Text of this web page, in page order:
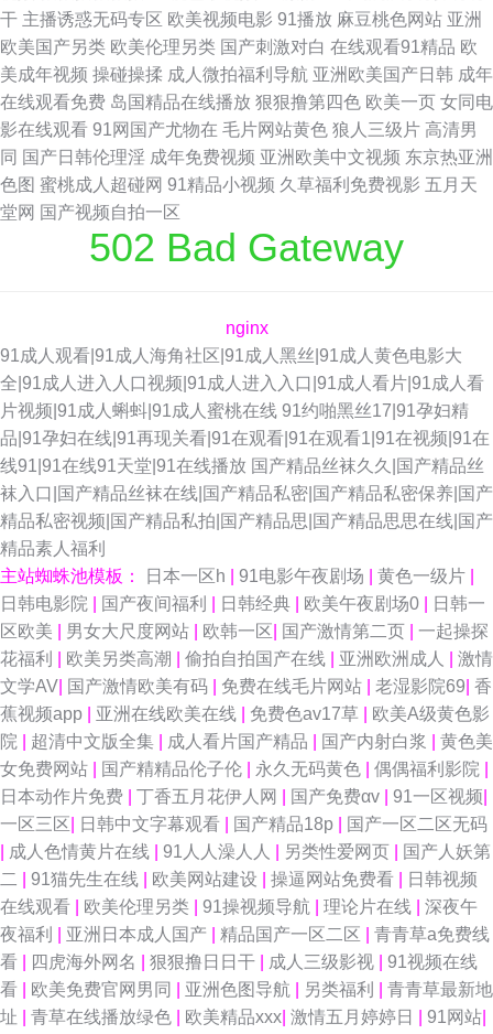
干 主播诱惑无码专区 欧美视频电影 91播放 麻豆桃色网站 亚洲
欧美国产另类 欧美伦理另类 国产刺激对白 在线观看91精品 欧
美成年视频 操碰操揉 成人微拍福利导航 亚洲欧美国产日韩 成年
在线观看免费 岛国精品在线播放 狠狠撸第四色 欧美一页 女同电
影在线观看 91网国产尤物在 毛片网站黄色 狼人三级片 高清男
同 国产日韩伦理淫 成年免费视频 亚洲欧美中文视频 东京热亚洲
色图 蜜桃成人超碰网 91精品小视频 久草福利免费视影 五月天
堂网 国产视频自拍一区
502 Bad Gateway
nginx
91成人观看|91成人海角社区|91成人黑丝|91成人黄色电影大
全|91成人进入人口视频|91成人进入入口|91成人看片|91成人看
片视频|91成人蝌蚪|91成人蜜桃在线 91约啪黑丝17|91孕妇精
品|91孕妇在线|91再现关看|91在观看|91在观看1|91在视频|91在
线91|91在线91天堂|91在线播放 国产精品丝袜久久|国产精品丝
袜入口|国产精品丝袜在线|国产精品私密|国产精品私密保养|国产
精品私密视频|国产精品私拍|国产精品思|国产精品思思在线|国产
精品素人福利
主站蜘蛛池模板：
日本一区h 91电影午夜剧场 黄色一级片
日韩电影院
国产夜间福利 日韩经典 欧美午夜剧场0
日韩一
区欧美
男女大尺度网站 欧韩一区 国产激情第二页
一起操探
花福利
欧美另类高潮 偷拍自拍国产在线 亚洲欧洲成人
激情
文学AV 国产激情欧美有码 免费在线毛片网站 老湿影院69 香
蕉视频app
亚洲在线欧美在线 免费色av17草
欧美A级黄色影
院
超清中文版全集 成人看片国产精品 国产内射白浆
黄色美
女免费网站
国产精精品伦子伦 永久无码黄色 偶偶福利影院
日本动作片免费
丁香五月花伊人网 国产免费αv 91一区视频
一区三区
日韩中文字幕观看 国产精品18p
国产一区二区无码
成人色情黄片在线 91人人澡人人 另类性爱网页
国产人妖第
二
91猫先生在线 欧美网站建设 操逼网站免费看
日韩视频
在线观看
欧美伦理另类 91操视频导航 理论片在线
深夜午
夜福利
亚洲日本成人国产 精品国产一区二区
青青草a免费线
看
四虎海外网名 狠狠撸日日干 成人三级影视
91视频在线
看
欧美免费官网男同 亚洲色图导航 另类福利
青青草最新地
址
青草在线播放绿色 欧美精品xxx 激情五月婷婷日 91网站